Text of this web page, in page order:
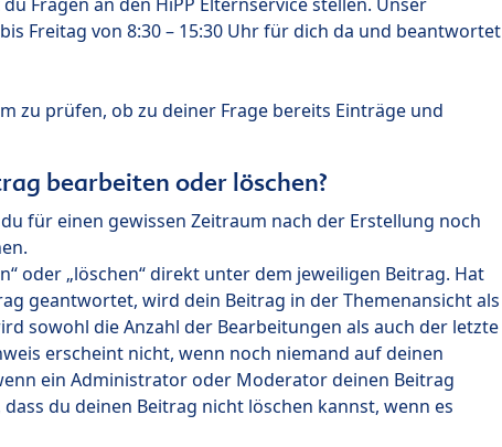
Freitag von 8:30 – 15:30 Uhr für dich da und beantwortet
zu prüfen, ob zu deiner Frage bereits Einträge und
bearbeiten oder löschen?
für einen gewissen Zeitraum nach der Erstellung noch
oder „löschen“ direkt unter dem jeweiligen Beitrag. Hat
geantwortet, wird dein Beitrag in der Themenansicht als
sowohl die Anzahl der Bearbeitungen als auch der letzte
erscheint nicht, wenn noch niemand auf deinen
ein Administrator oder Moderator deinen Beitrag
du deinen Beitrag nicht löschen kannst, wenn es